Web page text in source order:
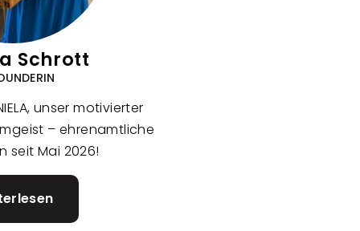
Schrott
unser motivierter
– ehrenamtliche
seit Mai 2026!
Daniela